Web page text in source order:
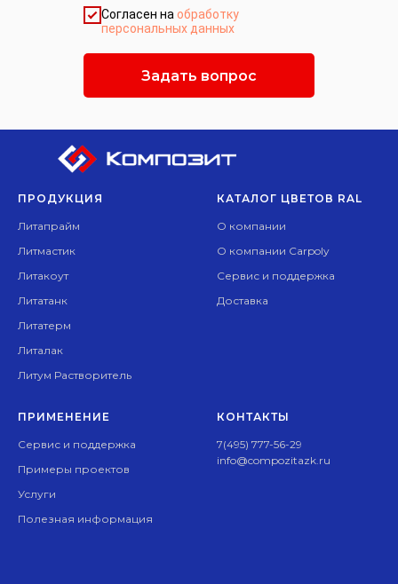
Согласен на обработку
персональных данных
Задать вопрос
ПРОДУКЦИЯ
Литапрайм
Литмастик
Литакоут
Литатанк
Литатерм
Литалак
Литум Растворитель
КАТАЛОГ ЦВЕТОВ RAL
О компании
О компании Carpoly
Сервис и поддержка
Доставка
ПРИМЕНЕНИЕ
Сервис и поддержка
Примеры проектов
Услуги
Полезная информация
КОНТАКТЫ
7(495) 777-56-29
info@compozitazk.ru